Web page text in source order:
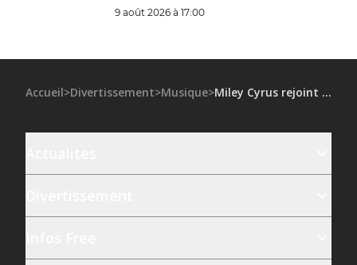
9 août 2026 à 17:00
Accueil>Divertissement>Musique> Miley Cyrus rejoint Beyoncé en invitée surprise sur la scène du Stade de France